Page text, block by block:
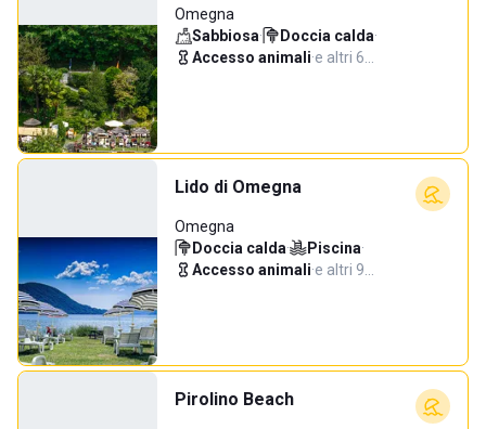
Omegna
Sabbiosa· Doccia calda·
Accesso animali·e altri 6…
Lido di Omegna
Omegna
Doccia calda· Piscina·
Accesso animali·e altri 9…
Pirolino Beach